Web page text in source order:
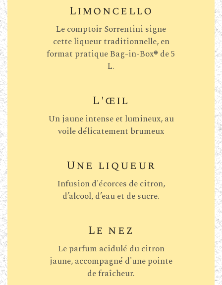
Limoncello
Le comptoir Sorrentini signe
cette liqueur traditionnelle, en
format pratique Bag-in-Box® de 5
L.
L'œil
Un jaune intense et lumineux, au
voile délicatement brumeux
Une liqueur
Infusion d'écorces de citron,
d’alcool, d’eau et de sucre.
Le nez
Le parfum acidulé du citron
jaune, accompagné d'une pointe
de fraîcheur.